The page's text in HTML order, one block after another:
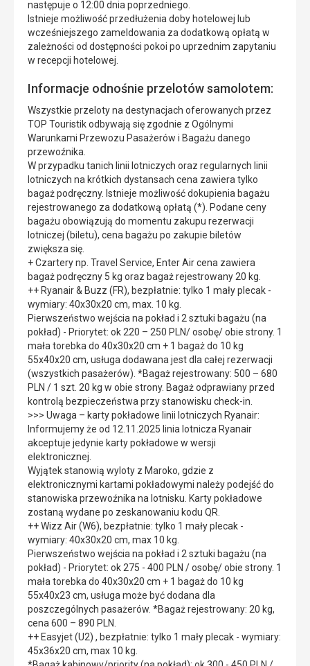
następuje o 12:00 dnia poprzedniego.
Istnieje możliwość przedłużenia doby hotelowej lub
wcześniejszego zameldowania za dodatkową opłatą w
zależności od dostępności pokoi po uprzednim zapytaniu
w recepcji hotelowej.
Informacje odnośnie przelotów samolotem:
Wszystkie przeloty na destynacjach oferowanych przez
TOP Touristik odbywają się zgodnie z Ogólnymi
Warunkami Przewozu Pasażerów i Bagażu danego
przewoźnika.
W przypadku tanich linii lotniczych oraz regularnych linii
lotniczych na krótkich dystansach cena zawiera tylko
bagaż podręczny. Istnieje możliwość dokupienia bagażu
rejestrowanego za dodatkową opłatą (*). Podane ceny
bagażu obowiązują do momentu zakupu rezerwacji
lotniczej (biletu), cena bagażu po zakupie biletów
zwiększa się.
+ Czartery np. Travel Service, Enter Air cena zawiera
bagaż podręczny 5 kg oraz bagaż rejestrowany 20 kg.
++ Ryanair & Buzz (FR), bezpłatnie: tylko 1 mały plecak -
wymiary: 40x30x20 cm, max. 10 kg.
Pierwszeństwo wejścia na pokład i 2 sztuki bagażu (na
pokład) - Priorytet: ok 220 – 250 PLN/ osobę/ obie strony. 1
mała torebka do 40x30x20 cm + 1 bagaż do 10 kg
55x40x20 cm, usługa dodawana jest dla całej rezerwacji
(wszystkich pasażerów). *Bagaż rejestrowany: 500 – 680
PLN / 1 szt. 20 kg w obie strony. Bagaż odprawiany przed
kontrolą bezpieczeństwa przy stanowisku check-in.
>>> Uwaga – karty pokładowe linii lotniczych Ryanair:
Informujemy że od 12.11.2025 linia lotnicza Ryanair
akceptuje jedynie karty pokładowe w wersji
elektronicznej.
Wyjątek stanowią wyloty z Maroko, gdzie z
elektronicznymi kartami pokładowymi należy podejść do
stanowiska przewoźnika na lotnisku. Karty pokładowe
zostaną wydane po zeskanowaniu kodu QR.
++ Wizz Air (W6), bezpłatnie: tylko 1 mały plecak -
wymiary: 40x30x20 cm, max 10 kg.
Pierwszeństwo wejścia na pokład i 2 sztuki bagażu (na
pokład) - Priorytet: ok 275 - 400 PLN / osobę/ obie strony. 1
mała torebka do 40x30x20 cm + 1 bagaż do 10 kg
55x40x23 cm, usługa może być dodana dla
poszczególnych pasażerów. *Bagaż rejestrowany: 20 kg,
cena 600 – 890 PLN.
++ Easyjet (U2) , bezpłatnie: tylko 1 mały plecak - wymiary:
45x36x20 cm, max 10 kg.